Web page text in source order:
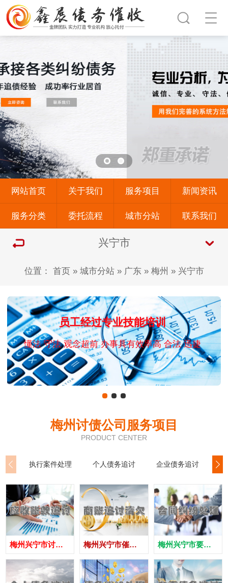
网站首页 关于我们 服务项目 新闻资讯
服务分类 委托流程 城市分站 联系我们
兴宁市
位置： 首页» 城市分站» 广东» 梅州 » 兴宁市
员工经过专业技能培训
懂法 守法 观念超前 办事具有效率高 合法 迅捷
梅州讨债公司服务项目
PRODUCT CENTER
执行案件处理 个人债务追讨 企业债务追讨
梅州兴宁市讨债公司 梅州兴宁市催债公司 梅州兴宁市要账公司